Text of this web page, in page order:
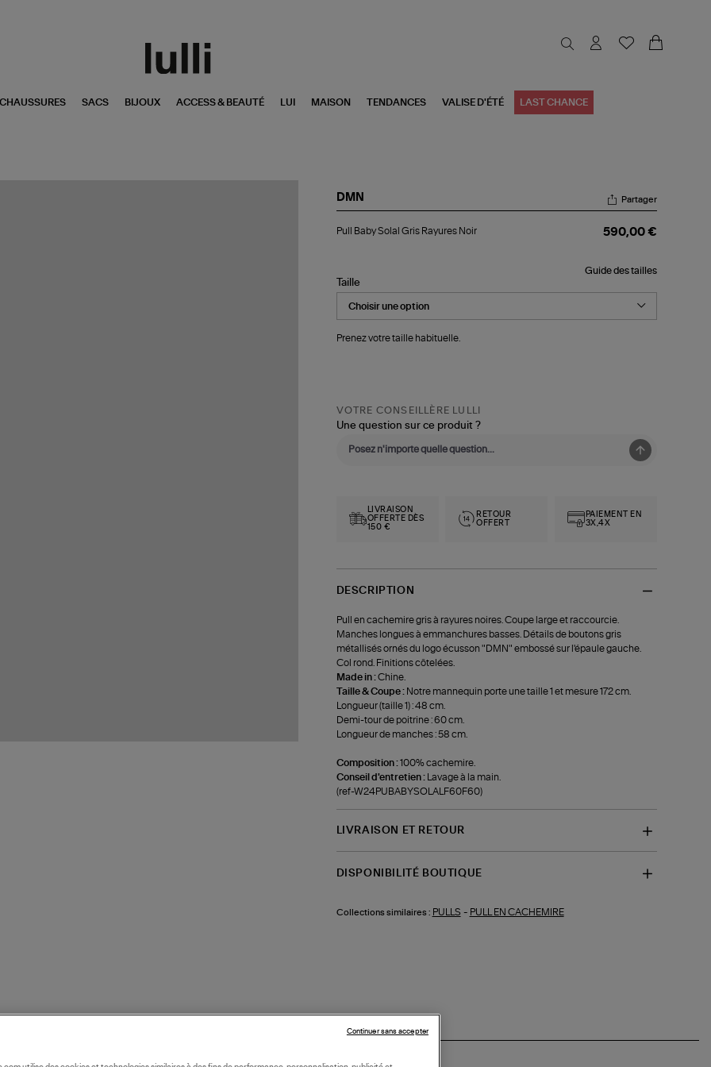
CHAUSSURES SACS BIJOUX ACCESS & BEAUTÉ LUI MAISON TENDANCES VALISE D'ÉTÉ LAST CHANCE
DMN
Baby
Noir
Partager
Pull Baby Solal Gris Rayures Noir 590,00 €
Guide des tailles
Taille
Prenez votre taille habituelle.
VOTRE CONSEILLÈRE LULLI
Une question sur ce produit ?
LIVRAISON
OFFERTE DÈS
150 €
RETOUR
OFFERT
PAIEMENT EN
3X,4X
DESCRIPTION
Pull en cachemire gris à rayures noires. Coupe large et raccourcie.
Manches longues à emmanchures basses. Détails de boutons gris
métallisés ornés du logo écusson "DMN" embossé sur l'épaule gauche.
Col rond. Finitions côtelées.
Made in :Chine.
Taille & Coupe : Notre mannequin porte une taille 1 et mesure 172 cm.
Longueur (taille 1) : 48 cm.
Demi-tour de poitrine : 60 cm.
Longueur de manches : 58 cm.
Composition :100% cachemire.
Conseil d'entretien :
Lavage à la main.
(ref-W24PUBABYSOLALF60F60)
LIVRAISON ET RETOUR
DISPONIBILITÉ BOUTIQUE
Collections similaires : PULLS - PULL EN CACHEMIRE
Continuer sans accepter